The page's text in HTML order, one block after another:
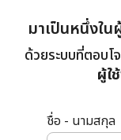
มาเป็นหนึ่งใน
ด้วยระบบที่ตอบ
ผู้ใ
ชื่อ - นามสกุล